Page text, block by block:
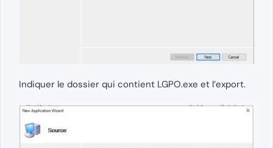
Indiquer le dossier qui contient LGPO.exe et l’export.